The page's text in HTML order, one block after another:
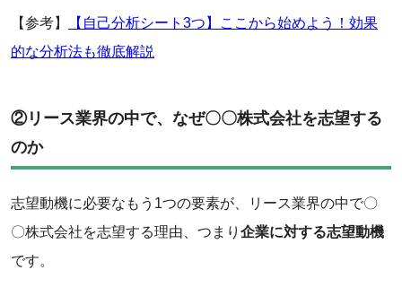
‌【参考】
【自己分析シート3つ】ここから始めよう！効果
的な分析法も徹底解説
‌②リース業界の中で、なぜ〇〇株式会社を志望する
のか
志望動機に必要なもう1つの要素が、リース業界の中で〇
〇株式会社を志望する理由、つまり 企業に対する志望動機
です。